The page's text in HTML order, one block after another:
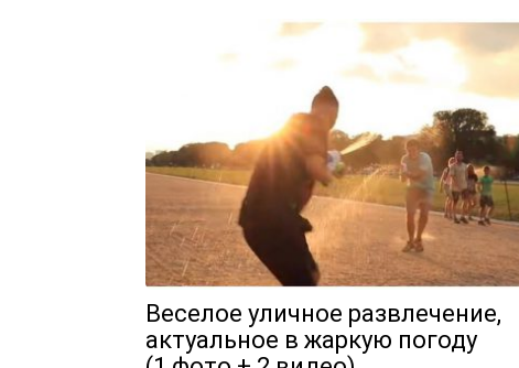
Веселое уличное развлечение,
актуальное в жаркую погоду